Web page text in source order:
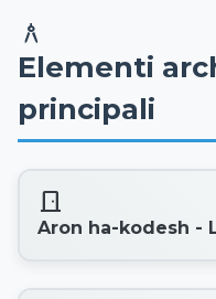
architecture
Elementi
principali
door_front
Aron ha-kodesh -